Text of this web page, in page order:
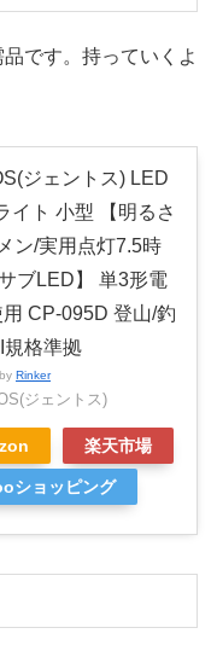
です。持っていくよ
ジェントス) LED
イト 小型 【明るさ
ン/実用点灯7.5時
ブLED】 単3形電
CP-095D 登山/釣
規格準拠
Rinker
ジェントス)
楽天市場
ショッピング